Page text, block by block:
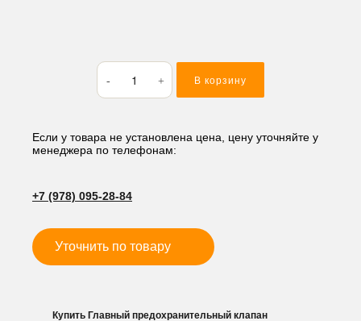
Количество
товара
Главный
клапан
Komatsu
В корзину
Если у товара не установлена цена, цену уточняйте у
менеджера по телефонам:
+7 (978) 095-28-84
Уточнить по товару
Купить Главный предохранительный клапан